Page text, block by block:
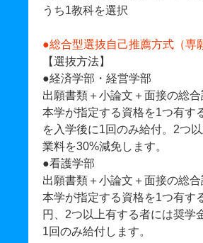
うち1教科を選択
●総合型選抜自己推薦方式（専
【選抜方法】
●経済学部・経営学部
出願書類＋小論文＋面接の総
本学が指定する資格を1つ有す
を入学後に1回のみ給付。2つ
業料を30%減免します。
●看護学部
出願書類＋小論文＋面接の総
本学が指定する資格を1つ有す
円、2つ以上有する者には奨学
1回のみ給付します。